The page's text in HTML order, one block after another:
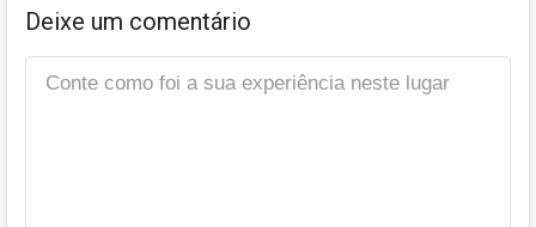
Deixe um comentário